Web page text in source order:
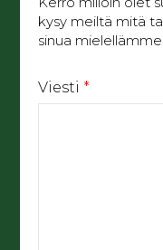
kysy meiltä mitä
sinua
Viesti *